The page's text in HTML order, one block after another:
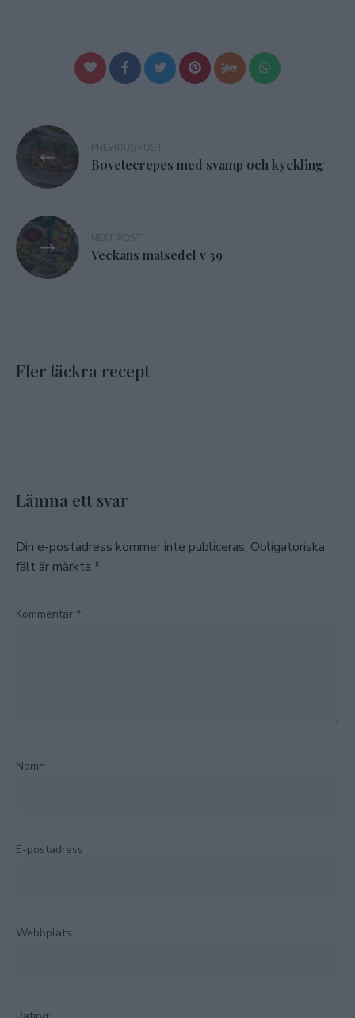
Inläggsnavigering
Bovetecrepes med svamp och kyckling
Veckans matsedel v 39
Fler läckra recept
Lämna ett svar
Din e-postadress kommer inte publiceras. Obligatoriska
fält är märkta *
Kommentar *
Namn
E-postadress
Webbplats